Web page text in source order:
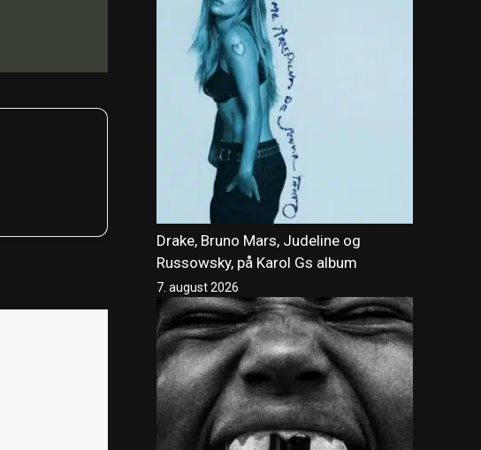
Drake, Bruno Mars, Judeline og
Russowsky, på Karol Gs album
7. august 2026